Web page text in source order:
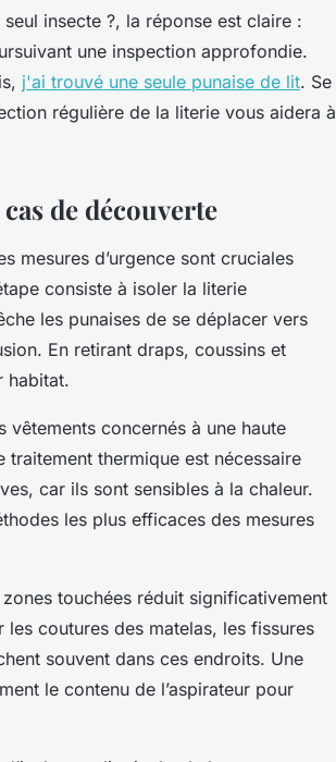
seul insecte ?, la réponse est claire :
une inspection approfondie.
j'ai trouvé une seule punaise de lit. Se
régulière de la literie vous aidera à
de découverte
mesures d’urgence sont cruciales
consiste à isoler la literie
les punaises de se déplacer vers
En retirant draps, coussins et
habitat.
concernés à une haute
traitement thermique est nécessaire
car ils sont sensibles à la chaleur.
les plus efficaces des mesures
touchées réduit significativement
coutures des matelas, les fissures
souvent dans ces endroits. Une
le contenu de l’aspirateur pour